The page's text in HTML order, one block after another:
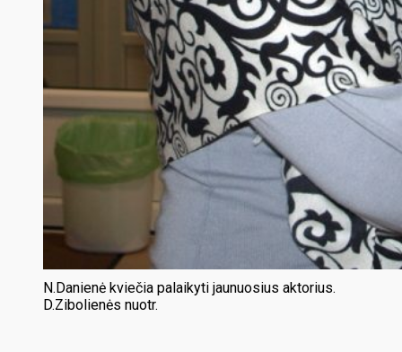
N.Danienė kviečia palaikyti jaunuosius aktorius.
D.Zibolienės nuotr.